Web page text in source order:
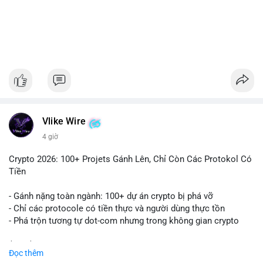
Vlike Wire
4 giờ
Crypto 2026: 100+ Projets Gánh Lên, Chỉ Còn Các Protokol Có
Tiền
- Gánh nặng toàn ngành: 100+ dự án crypto bị phá vỡ
- Chỉ các protocole có tiền thực và người dùng thực tồn
- Phá trộn tương tự dot-com nhưng trong không gian crypto
Đọc thêm